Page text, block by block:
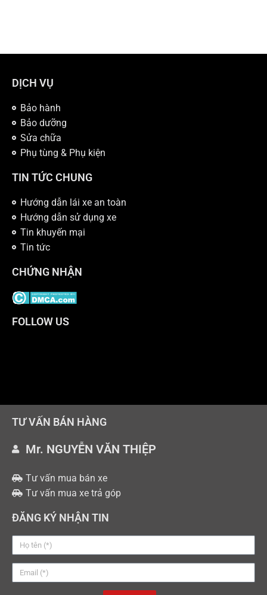
DỊCH VỤ
Bảo hành
Bảo dưỡng
Sửa chữa
Phụ tùng & Phụ kiện
TIN TỨC CHUNG
Hướng dẫn lái xe an toàn
Hướng dẫn sử dụng xe
Tin khuyến mại
Tin tức
CHỨNG NHẬN
FOLLOW US
TƯ VẤN BÁN HÀNG
Mr. NGUYỄN VĂN THIỆP
Tư vấn mua bán xe
Tư vấn mua xe trả góp
ĐĂNG KÝ NHẬN TIN